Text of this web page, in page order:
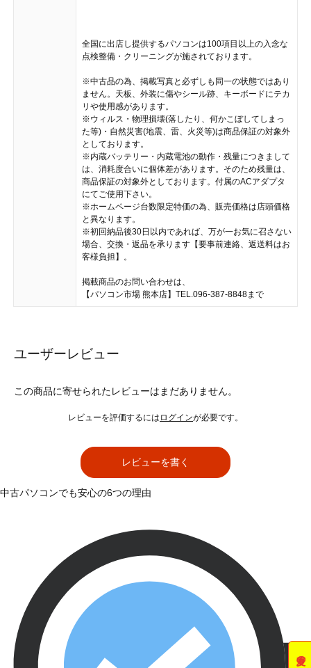
全国に出店し提供するパソコンは100項目以上の入念な
点検整備・クリーニングが施されております。
※中古品の為、掲載写真と必ずしも同一の状態ではあり
ません。天板、外装に傷やシール跡、キーボードにテカ
リや使用感があります。
※ウィルス・物理損壊(落したり、何かこぼしてしまっ
た等)・自然災害(地震、雷、火災等)は商品保証の対象外
としております。
※内蔵バッテリー・内蔵電池の動作・残量につきまして
は、消耗度合いに個体差があります。そのため残量は、
商品保証の対象外としております。付属のACアダプタ
にてご使用下さい。
※ホームページ台数限定特価の為、販売価格は店頭価格
と異なります。
※初回納品後30日以内であれば、万が一お気に召さない
場合、交換・返品を承ります【要事前連絡、返送料はお
客様負担】。
掲載商品のお問い合わせは、
【パソコン市場 熊本店】TEL.096-387-8848まで
ユーザーレビュー
この商品に寄せられたレビューはまだありません。
レビューを評価するには ログインが必要です。
レビューを書く
中古パソコンでも安心の6つの理由